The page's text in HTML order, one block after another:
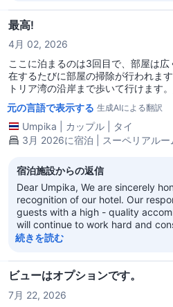
look forward to your next visit!
最高!
4月 02, 2026
ここに泊まるのは3回目で、部屋は
在するたびに部屋の掃除が行われま
トリア湾の沿岸まで歩いて行けます。
元の言語で表示する 生成AIによる翻訳
Umpika カップル
タイ
3月 2026に宿泊 | スーペリアルー
宿泊施設からの返信
Dear Umpika, We are sincerely
recognition of our hotel. Our
guests with a high - quality
will continue to work hard and
of our services. We look forward to
続きを読む
ビューはオプションです。
7月 22, 2026